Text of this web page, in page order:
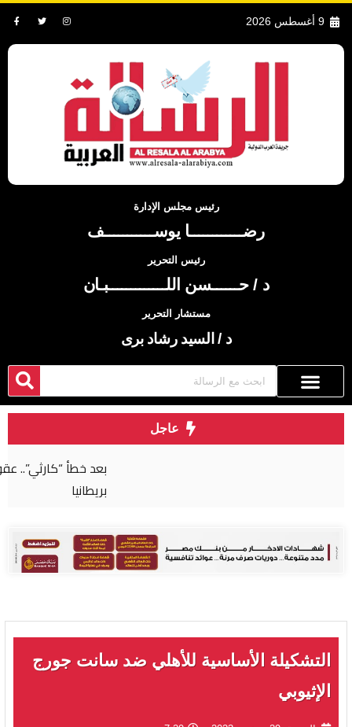
9 أغسطس 2026
رئيس مجلس الإدارة
رضــــــــــــا يوســـــــــــف
رئيس التحرير
د / حــــــسن اللـــــــــــــبـان
مستشار التحرير
د / السيد رشاد برى
عاجل
بعد خطأ “كارثي”.. عقوبة صارمة لجراح مصري في
التشكيلة الأساسية للأهلي ضد سانت جورج
الإثيوبي